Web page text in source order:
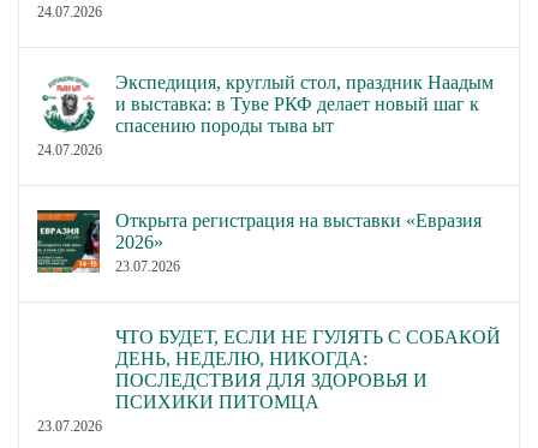
24.07.2026
Экспедиция, круглый стол, праздник Наадым
и выставка: в Туве РКФ делает новый шаг к
спасению породы тыва ыт
24.07.2026
Открыта регистрация на выставки «Евразия
2026»
23.07.2026
ЧТО БУДЕТ, ЕСЛИ НЕ ГУЛЯТЬ С СОБАКОЙ
ДЕНЬ, НЕДЕЛЮ, НИКОГДА:
ПОСЛЕДСТВИЯ ДЛЯ ЗДОРОВЬЯ И
ПСИХИКИ ПИТОМЦА
23.07.2026